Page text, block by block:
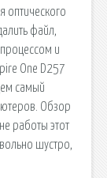
оптического
файл,
и
One D257
самый
Обзор
работы этот
шустро,